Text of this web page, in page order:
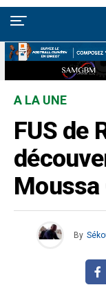
A LA UNE
FUS de
Moussa
By